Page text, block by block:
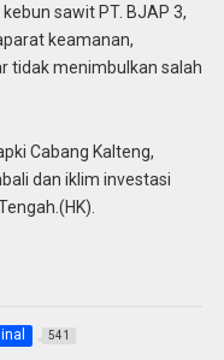
sawit PT. BJAP 3,
keamanan,
tidak menimbulkan salah
Cabang Kalteng,
dan iklim investasi
541